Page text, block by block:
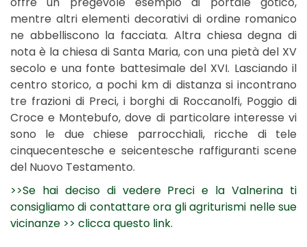
mentre altri elementi decorativi di ordine romanico
ne abbelliscono la facciata. Altra chiesa degna di
nota è la chiesa di Santa Maria, con una pietà del XV
secolo e una fonte battesimale del XVI. Lasciando il
centro storico, a pochi km di distanza si incontrano
tre frazioni di Preci, i borghi di Roccanolfi, Poggio di
Croce e Montebufo, dove di particolare interesse vi
sono le due chiese parrocchiali, ricche di tele
cinquecentesche e seicentesche raffiguranti scene
del Nuovo Testamento.
>>Se hai deciso di vedere Preci e la Valnerina ti
consigliamo di contattare ora gli agriturismi nelle sue
vicinanze >> clicca questo link.